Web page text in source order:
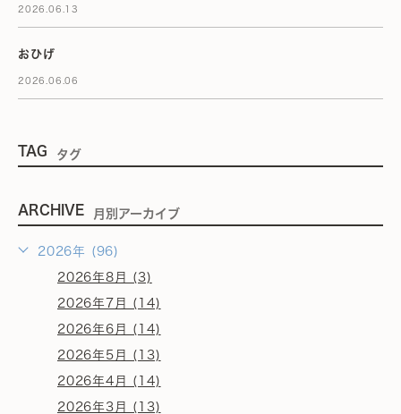
2026.06.13
おひげ
2026.06.06
TAG タグ
ARCHIVE 月別アーカイブ
2026年 (96)
2026年8月 (3)
2026年7月 (14)
2026年6月 (14)
2026年5月 (13)
2026年4月 (14)
2026年3月 (13)